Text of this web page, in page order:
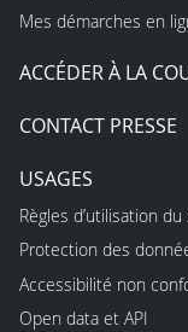
Mes démarches en
ACCÉDER À LA
CONTACT PRESSE
USAGES
Règles d’utilisation du
Protection des
Accessibilité non
Open data et API